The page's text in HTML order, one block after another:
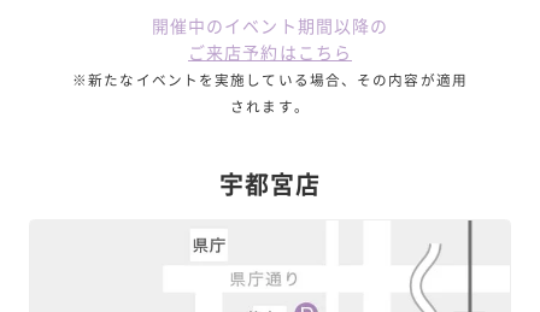
開催中のイベント期間以降の
ご来店予約はこちら
※新たなイベントを実施している場合、その内容が適用
されます。
宇都宮店